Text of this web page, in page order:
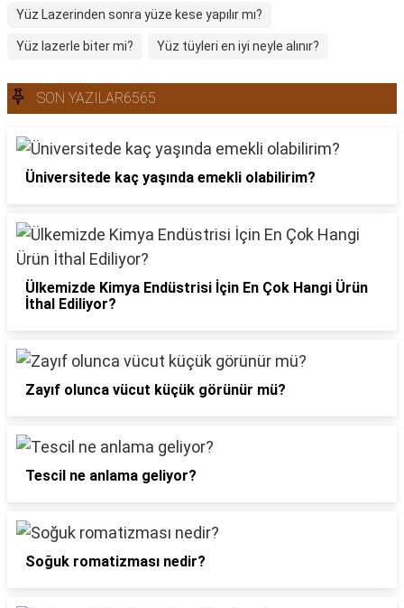
Yüz Lazerinden sonra yüze kese yapılır mı?
Yüz lazerle biter mi? Yüz tüyleri en iyi neyle alınır?
SON YAZILAR6565
Üniversitede kaç yaşında emekli olabilirim?
Ülkemizde Kimya Endüstrisi İçin En Çok Hangi Ürün
İthal Ediliyor?
Zayıf olunca vücut küçük görünür mü?
Tescil ne anlama geliyor?
Soğuk romatizması nedir?